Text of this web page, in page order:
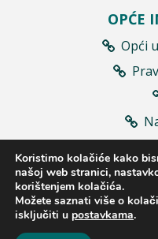
OPĆE
Opći
Koristimo kolačiće kako
našoj web stranici,
korištenjem kolačića.
Možete saznati više o
isključiti u postavkama.